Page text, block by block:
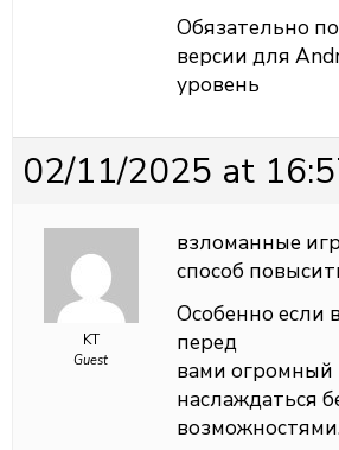
Обязательно
версии для
уровень
02/11/2025 at
KT
Guest
взломанные
способ
Особенно если
перед
вами огромный
наслаждаться